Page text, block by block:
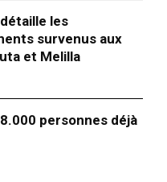
les
survenus aux
et Melilla
personnes déjà